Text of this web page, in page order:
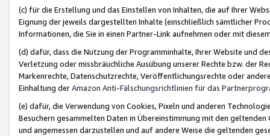
(c) für die Erstellung und das Einstellen von Inhalten, die auf Ihrer
Eignung der jeweils dargestellten Inhalte (einschließlich sämtlicher
Informationen, die Sie in einen Partner-Link aufnehmen oder mit
(d) dafür, dass die Nutzung der Programminhalte, Ihrer Website und
Verletzung oder missbräuchliche Ausübung unserer Rechte bzw. der
Markenrechte, Datenschutzrechte, Veröffentlichungsrechte oder
Einhaltung derAmazon Anti-Fälschungsrichtlinien für das
(e) dafür, die Verwendung von Cookies, Pixeln und anderen
Besuchern gesammelten Daten in Übereinstimmung mit den
und angemessen darzustellen und auf andere Weise die geltenden